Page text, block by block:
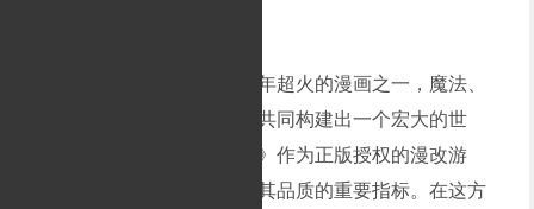
《七大罪》是讲谈社近些年超火的漫画之一，魔法、
骑士、魔人精神四大种族，共同构建出一个宏大的世
界。《七人传奇：英雄集结》作为正版授权的漫改游
戏，对原著的还原度是衡量其品质的重要指标。在这方